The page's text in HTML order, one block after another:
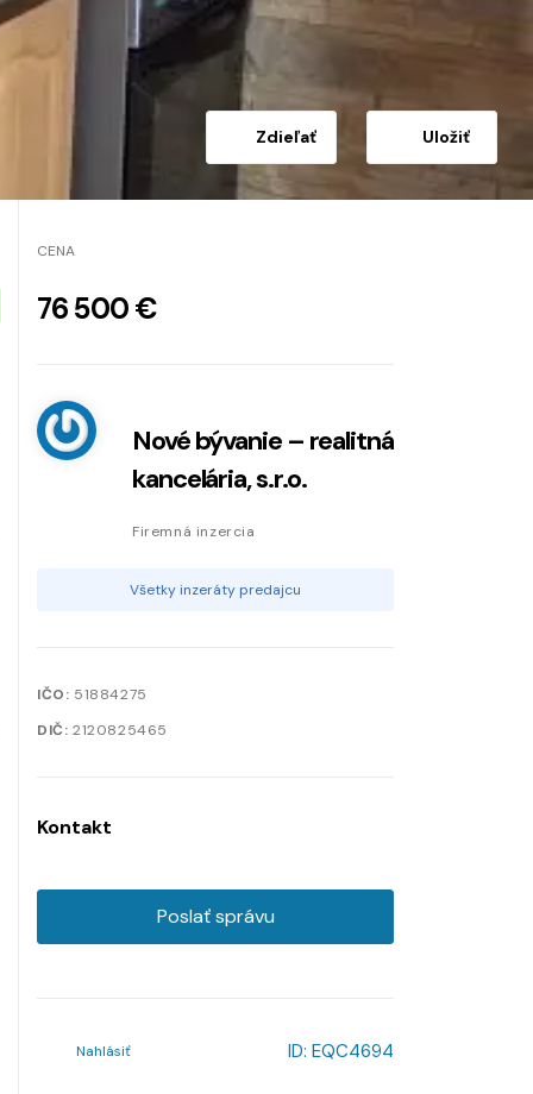
Zdieľať Uložiť
CENA
76 500 €
Nové bývanie – realitná
kancelária, s.r.o.
Firemná inzercia
Všetky inzeráty predajcu
IČO: 51884275
DIČ: 2120825465
Kontakt
Poslať správu
Nahlásiť ID: EQC4694